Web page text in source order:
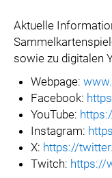
Aktuelle
sowie zu digitalen
Webpage:
Facebook:
YouTube:
Instagram:
X: https://
Twitch: https://